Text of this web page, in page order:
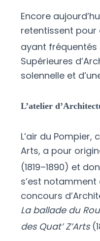
Encore
retentissent pour
ayant fréquentés
Supérieures
solennelle et
L’atelier
L’air du Pompier,
Arts, a pour
(1819–1890) et
s’est
concours
La ballade du
des Quat’ Z’Arts